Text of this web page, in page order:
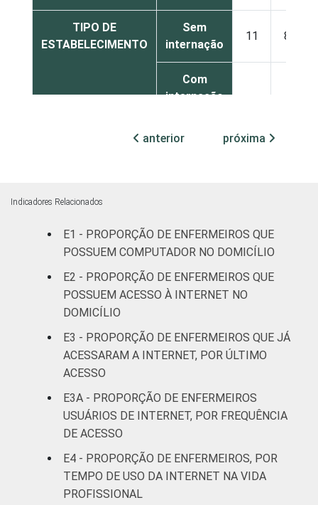
TIPO DE
ESTABELECIMENTO
Sem
internação
11 87
Com
internação
FAIXA ETÁRIA
Até 30
12
31 a 40
41 anos ou
20
LOCALIZAÇÃO 19
1Base: 1.612 enfermeiros com acesso a
computador no estabelecimento de saúde.
anterior próxima
Indicadores Relacionados
E1 - PROPORÇÃO DE ENFERMEIROS QUE
POSSUEM COMPUTADOR NO DOMICÍLIO
E2 - PROPORÇÃO DE ENFERMEIROS QUE
POSSUEM ACESSO À INTERNET NO
DOMICÍLIO
E3 - PROPORÇÃO DE ENFERMEIROS QUE JÁ
ACESSARAM A INTERNET, POR ÚLTIMO
ACESSO
E3A - PROPORÇÃO DE ENFERMEIROS
USUÁRIOS DE INTERNET, POR FREQUÊNCIA
DE ACESSO
E4 - PROPORÇÃO DE ENFERMEIROS, POR
TEMPO DE USO DA INTERNET NA VIDA
PROFISSIONAL